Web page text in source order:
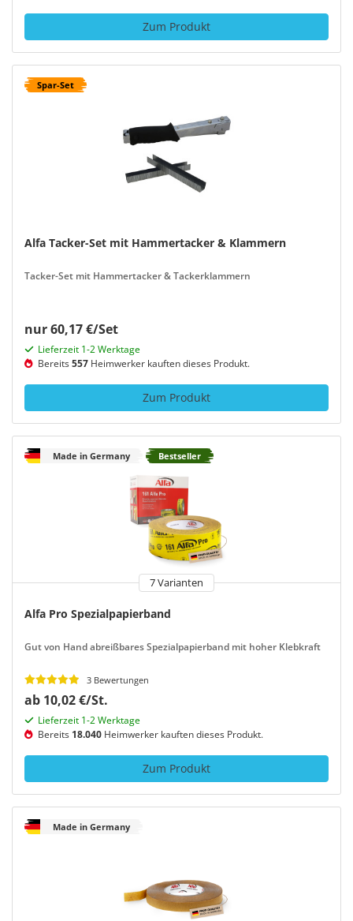
Zum Produkt
Spar-Set
Alfa Tacker-Set mit Hammertacker & Klammern
Tacker-Set mit Hammertacker & Tackerklammern
nur 60,17 €/Set
Lieferzeit 1-2 Werktage
Bereits557 Heimwerker kauften dieses Produkt.
Zum Produkt
Made in Germany Bestseller
7 Varianten
Alfa Pro Spezialpapierband
Gut von Hand abreißbares Spezialpapierband mit hoher Klebkraft
3 Bewertungen
ab 10,02 €/St.
Lieferzeit 1-2 Werktage
Bereits 18.040 Heimwerker kauften dieses Produkt.
Zum Produkt
Made in Germany